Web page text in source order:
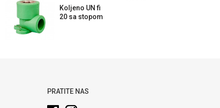
Koljeno UN fi
20 sa stopom
PRATITE NAS